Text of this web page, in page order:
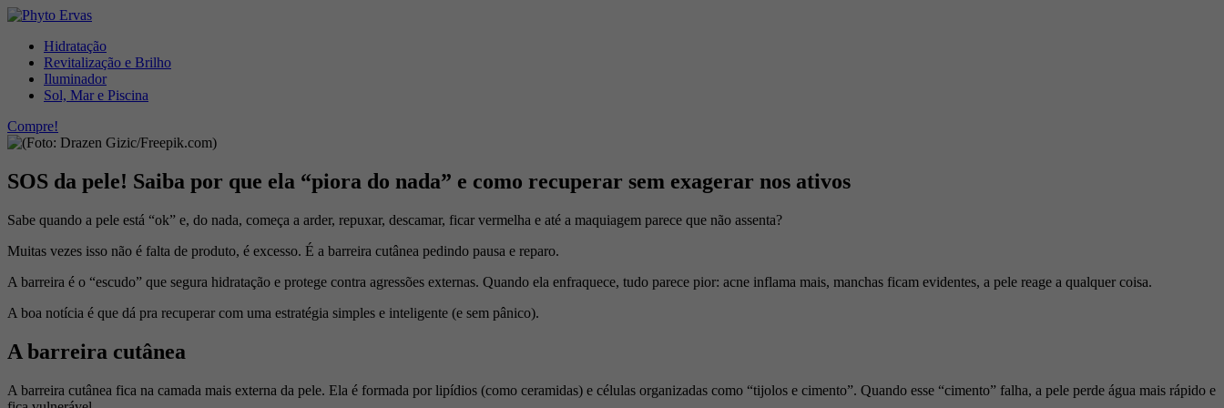
Hidratação
Revitalização e Brilho
Iluminador
Sol, Mar e Piscina
Compre!
SOS da pele! Saiba por que ela “piora do nada” e como recuperar sem exagerar nos ativos
Sabe quando a pele está “ok” e, do nada, começa a arder, repuxar, descamar, ficar vermelha e até a maquiagem parece que não assenta?
Muitas vezes isso não é falta de produto, é excesso. É a barreira cutânea pedindo pausa e reparo.
A barreira é o “escudo” que segura hidratação e protege contra agressões externas. Quando ela enfraquece, tudo parece pior: acne inflama mais, manchas ficam evidentes, a pele reage a qualquer coisa.
A boa notícia é que dá pra recuperar com uma estratégia simples e inteligente (e sem pânico).
A barreira cutânea
A barreira cutânea fica na camada mais externa da pele. Ela é formada por lipídios (como ceramidas) e células organizadas como “tijolos e cimento”. Quando esse “cimento” falha, a pele perde água mais rápido e